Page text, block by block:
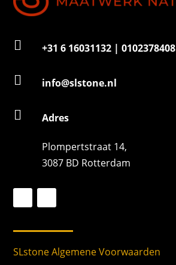
 +31 6 16031132 | 0102378408
 info@slstone.nl
 Adres
Plompertstraat 14,
3087 BD Rotterdam
SLstone Algemene Voorwaarden